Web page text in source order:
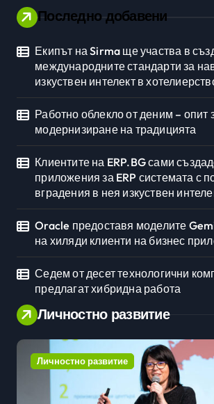
Последно добавени
Екипът на Sirma ще участва в
международните стандарти за
изкуствен интелект в
Работно облекло от деним – опит
модернизиране на традицията
Клиентите на ERP.BG сами
приложения за ERP системата с
вградения в нея изкуствен
Oracle предоставя моделите
на хиляди клиенти на бизнес
Седем от десет технологични
предлагат хибридна работа
Личностно развитие
Личностно развитие